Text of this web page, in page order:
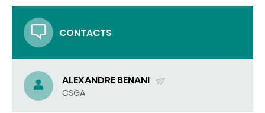
CONTACTS
ALEXANDRE BENANI
(ENVOYER
CSGA